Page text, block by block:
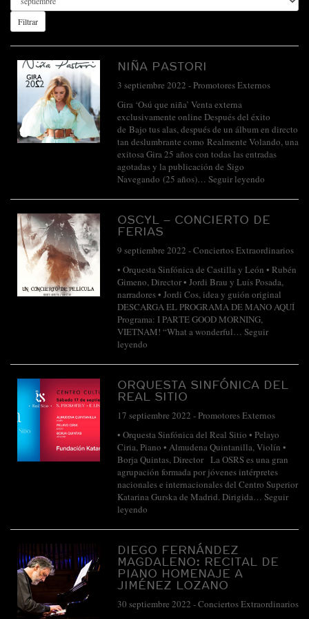
Filtrar
NIÑA PASTORI
3 septiembre 2022 -Promotores Externos
Gira ‘Osú que niña’ Venta externa
exclusivamente online Después del éxito
de Bajo tus alas, después de un álbum en directo
tan deslumbrante como Realmente Volando, una
exitosa Gira 25 años con todas las entradas
agotadas y la publicación de Sigo
Navegando (25 años)… Seguir leyendo
OSCYL – CONCIERTO DE
FERIAS
9 septiembre 2022 -Conciertos Extraordinarios
• Orquesta Sinfónica de Castilla y León • Rubén
Gimeno, Director • Jordi Brau y Luís Posada,
narradores • Jordi Cos, idea y guión original
DESCARGA EL PROGRAMA DE MANO AQUÍ
Programa: I PARTE GOOD MORNING,
VIETNAM! “What a wonderful… Seguir
leyendo
ORQUESTA SINFÓNICA DEL
REAL SITIO
17 septiembre 2022 -Promotores Externos
• Orquesta Sinfónica del Real Sitio • Pelayo
Ciria, Piano • Almudena Quintanilla, Violín •
Borja Quintas, Director La OSRS es una gran
agrupación formada por jóvenes intérpretes
nacionales e internacionales del Centro Superior
Katarina Gurska de Madrid. Dirigida… Seguir
leyendo
DIEGO FERNÁNDEZ
MAGDALENO: RECITAL DE
PIANO HOMENAJE A
JIMÉNEZ LOZANO
30 septiembre 2022 -Conciertos Extraordinarios